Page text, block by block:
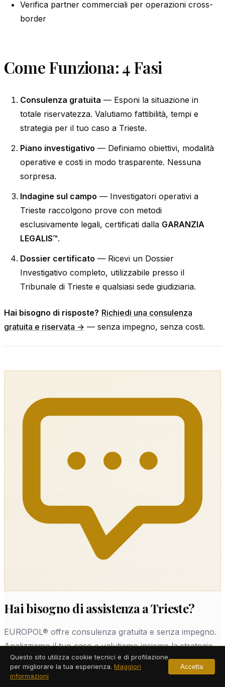
Verifica partner commerciali per operazioni cross-
border
Come Funziona: 4 Fasi
Consulenza gratuita — Esponi la situazione in
totale riservatezza. Valutiamo fattibilità, tempi e
strategia per il tuo caso a Trieste.
Piano investigativo — Definiamo obiettivi, modalità
operative e costi in modo trasparente. Nessuna
sorpresa.
Indagine sul campo — Investigatori operativi a
Trieste raccolgono prove con metodi
esclusivamente legali, certificati dalla GARANZIA
LEGALIS™.
Dossier certificato — Ricevi un Dossier
Investigativo completo, utilizzabile presso il
Tribunale di Trieste e qualsiasi sede giudiziaria.
Hai bisogno di risposte? Richiedi una consulenza
gratuita e riservata → — senza impegno, senza costi.
Hai bisogno di assistenza a Trieste?
EUROPOL® offre consulenza gratuita e senza impegno.
Analizziamo il tuo caso e valutiamo insieme la strategia
migliore.
Richiedi Consulenza Gratuita
Questo sito utilizza cookie tecnici e di profilazione
per migliorare la tua esperienza. Maggiori
informazioni
Accetta